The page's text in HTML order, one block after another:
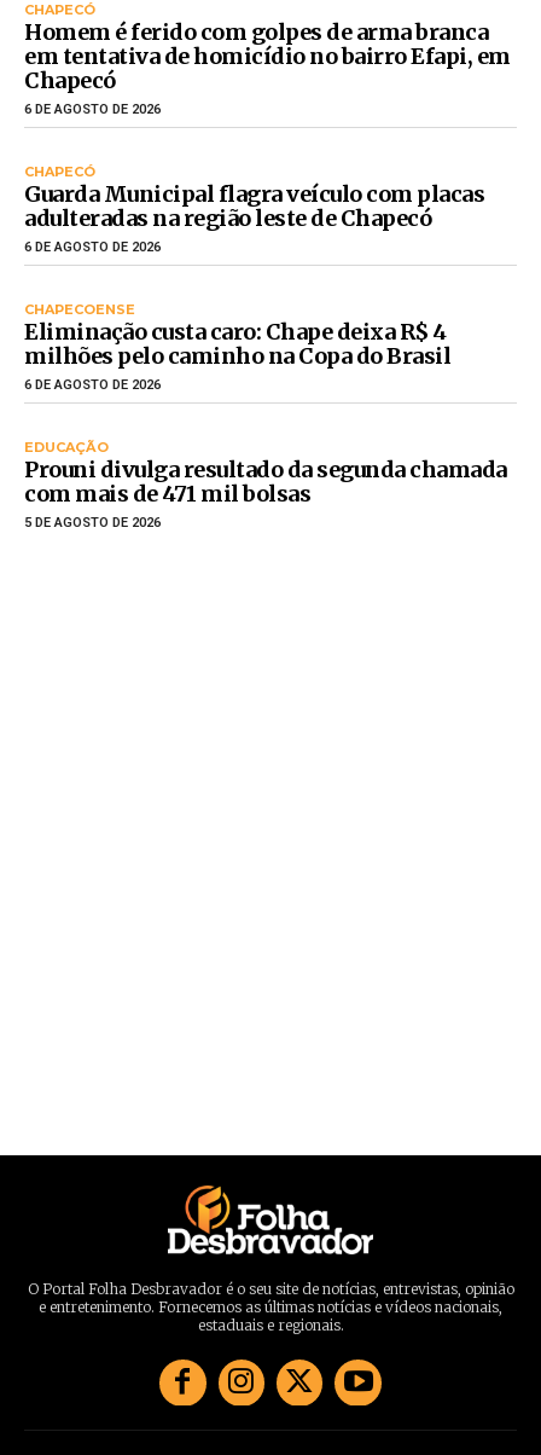
CHAPECÓ
Homem é ferido com golpes de arma branca
em tentativa de homicídio no bairro Efapi, em
Chapecó
6 DE AGOSTO DE 2026
CHAPECÓ
Guarda Municipal flagra veículo com placas
adulteradas na região leste de Chapecó
6 DE AGOSTO DE 2026
CHAPECOENSE
Eliminação custa caro: Chape deixa R$ 4
milhões pelo caminho na Copa do Brasil
6 DE AGOSTO DE 2026
EDUCAÇÃO
Prouni divulga resultado da segunda chamada
com mais de 471 mil bolsas
5 DE AGOSTO DE 2026
O Portal Folha Desbravador é o seu site de notícias, entrevistas, opinião
e entretenimento. Fornecemos as últimas notícias e vídeos nacionais,
estaduais e regionais.